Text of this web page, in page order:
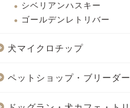
シベリアンハスキー
ゴールデンレトリバー
犬マイクロチップ
ペットショップ・ブリーダー